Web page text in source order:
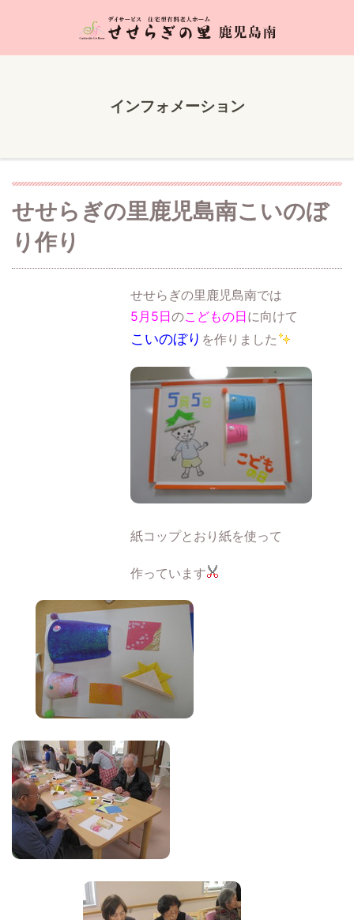
インフォメーション
せせらぎの里鹿児島南こいのぼ
り作り
せせらぎの里鹿児島南では
5月5日のこどもの日に向けて
こいのぼり を作りました
紙コップとおり紙を使って
作っています